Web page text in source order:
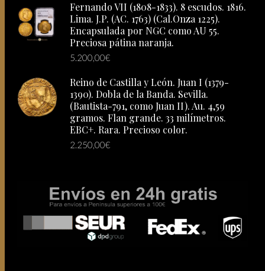
Fernando VII (1808-1833). 8 escudos. 1816.
Lima. J.P. (AC. 1763) (Cal.Onza 1225).
Encapsulada por NGC como AU 55.
Preciosa pátina naranja.
5.200,00€
Reino de Castilla y León. Juan I (1379-
1390). Dobla de la Banda. Sevilla.
(Bautista-791, como Juan II). Au. 4,59
gramos. Flan grande. 33 milímetros.
EBC+. Rara. Precioso color.
2.250,00€